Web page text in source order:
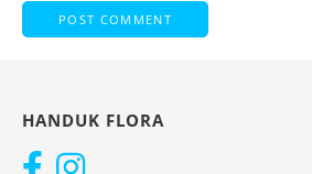
HANDUK FLORA